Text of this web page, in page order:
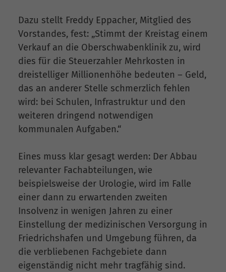
Dazu stellt Freddy Eppacher, Mitglied des
Vorstandes, fest: „Stimmt der Kreistag einem
Verkauf an die Oberschwabenklinik zu, wird
dies für die Steuerzahler Mehrkosten in
dreistelliger Millionenhöhe bedeuten – Geld,
das an anderer Stelle schmerzlich fehlen
wird: bei Schulen, Infrastruktur und den
weiteren dringend notwendigen
kommunalen Aufgaben.“
Eines muss klar gesagt werden: Der Abbau
relevanter Fachabteilungen, wie
beispielsweise der Urologie, wird im Falle
einer dann zu erwartenden zweiten
Insolvenz in wenigen Jahren zu einer
Einstellung der medizinischen Versorgung in
Friedrichshafen und Umgebung führen, da
die verbliebenen Fachgebiete dann
eigenständig nicht mehr tragfähig sind.